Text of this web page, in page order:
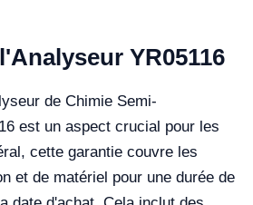
YR05116
de Chimie Semi-
est un aspect crucial pour les
cette garantie couvre les
et de matériel pour une durée de